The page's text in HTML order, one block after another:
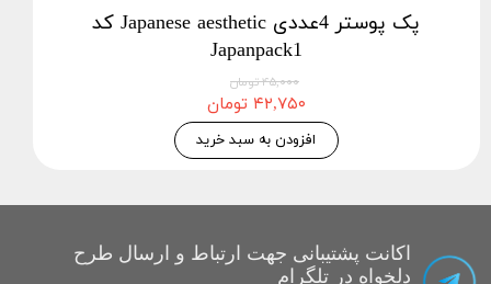
پک پوستر 4عددی Japanese aesthetic کد
Japanpack1
۴۵,۰۰۰ تومان
۴۲,۷۵۰ تومان
افزودن به سبد خرید
اکانت پشتیبانی جهت ارتباط و ارسال طرح
دلخواه در تلگرام